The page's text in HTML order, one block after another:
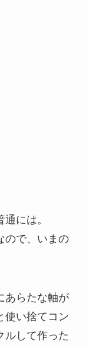
には。
ので、いまの
あらたな軸が
使い捨てコン
ルして作った